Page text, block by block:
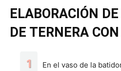
ELABORACIÓN
DE TERNERA
En el vaso de la